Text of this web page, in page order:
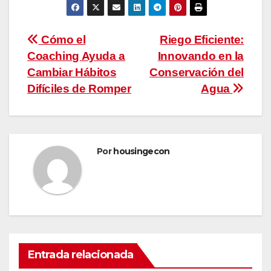
Navegación
de
entradas
Riego Eficiente:
Innovando en la
Conservación del
Agua
Cómo el
Coaching Ayuda a
Cambiar Hábitos
Difíciles de Romper
Porhousingecon
Entrada relacionada